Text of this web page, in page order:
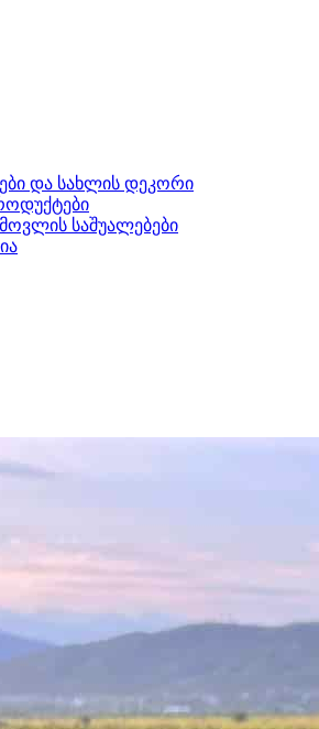
და სახლის დეკორი
საშუალებები